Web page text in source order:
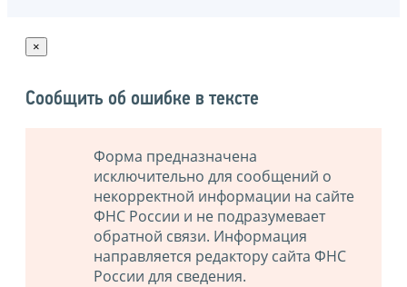
×
Сообщить об ошибке в тексте
Форма предназначена
исключительно для сообщений о
некорректной информации на сайте
ФНС России и не подразумевает
обратной связи. Информация
направляется редактору сайта ФНС
России для сведения.